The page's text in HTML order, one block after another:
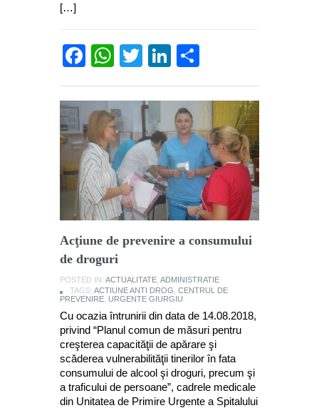
[…]
Facebook
WhatsApp
TwitterLinkedIn
Acţiune de prevenire a consumului
de droguri
POSTED IN: ACTUALITATE ADMINISTRATIE
TAGS: ACTIUNE ANTI DROG CENTRUL DE
PREVENIRE URGENTE GIURGIU
Cu ocazia întrunirii din data de 14.08.2018,
privind “Planul comun de măsuri pentru
creşterea capacităţii de apărare şi
scăderea vulnerabilităţii tinerilor în fata
consumului de alcool şi droguri, precum şi
a traficului de persoane”, cadrele medicale
din Unitatea de Primire Urgente a Spitalului